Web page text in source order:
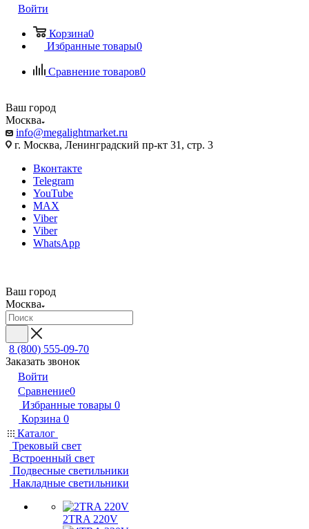
Войти
Корзина0
Избранные товары0
Сравнение товаров0
Ваш город
Москва
info@megalightmarket.ru
г. Москва, Ленинградский пр-кт 31, стр. 3
Вконтакте
Telegram
YouTube
MAX
Viber
Viber
WhatsApp
Ваш город
Москва
8 (800) 555-09-70
Заказать звонок
Войти
Сравнение0
Избранные товары 0
Корзина 0
Каталог
Трековый свет
Встроенный свет
Подвесные светильники
Накладные светильники
2TRA 220V